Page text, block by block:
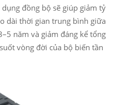
đồng bộ sẽ giúp giảm tỷ
dài thời gian trung bình giữa
năm và giảm đáng kể tổng
vòng đời của bộ biến tần